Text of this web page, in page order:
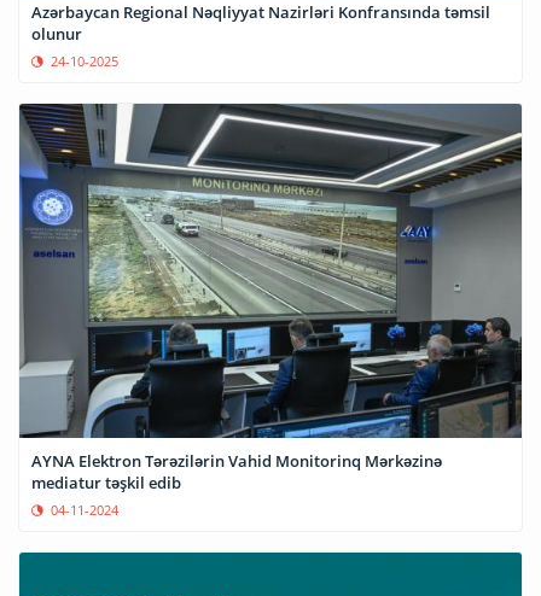
Azərbaycan Regional Nəqliyyat Nazirləri Konfransında təmsil
olunur
24-10-2025
AYNA Elektron Tərəzilərin Vahid Monitorinq Mərkəzinə
mediatur təşkil edib
04-11-2024